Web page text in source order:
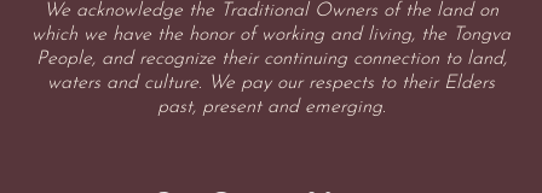
We acknowledge the Traditional Owners of the land on
which we have the honor of working and living, the Tongva
People, and recognize their continuing connection to land,
waters and culture. We pay our respects to their Elders
past, present and emerging.